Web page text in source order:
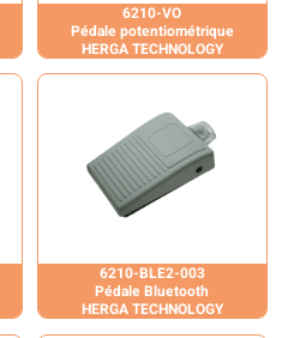
6210-VO
Pédale potentiométrique
HERGA TECHNOLOGY
6210-BLE2-003
Pédale Bluetooth
HERGA TECHNOLOGY